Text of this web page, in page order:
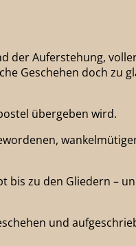
der Auferstehung,
Geschehen doch zu
übergeben wird.
bis zu den Gliedern –
und